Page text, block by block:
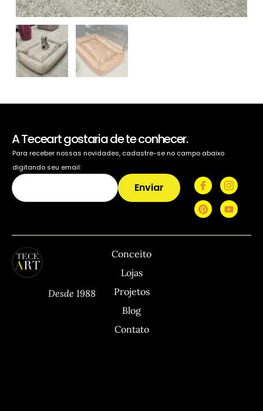
A Teceart gostaria de te conhecer.
Para receber nossas novidades, cadastre-se no campo abaixo
digitando seu email:
Enviar
Desde 1988
Conceito
Lojas
Projetos
Blog
Contato